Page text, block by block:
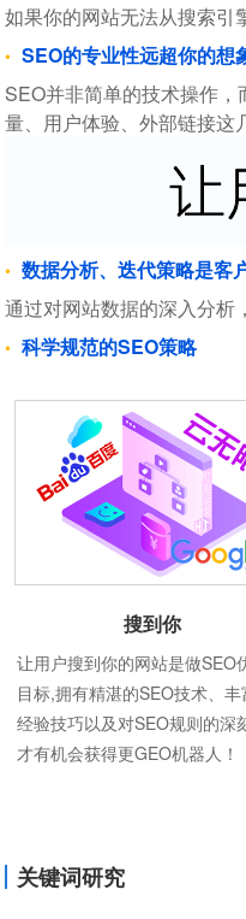
如果你的网站无法从搜索引
SEO的专业性远超你的想
SEO并非简单的技术操作
量、用户体验、外部链接这
数据分析、迭代策略是客
通过对网站数据的深入分析
科学规范的SEO策略
搜到你
让用户搜到你的网站是做SEO
目标,拥有精湛的SEO技术、丰
经验技巧以及对SEO规则的深
才有机会获得更GEO机器人！
关键词研究